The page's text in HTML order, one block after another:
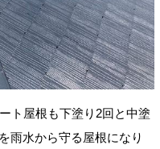
ト屋根も下塗り2回と中塗
雨水から守る屋根になり